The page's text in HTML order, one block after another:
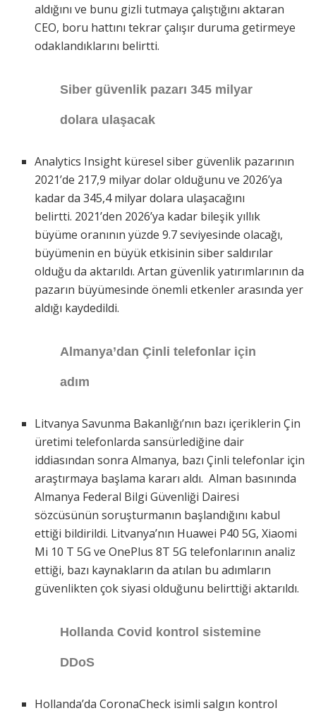
aldığını ve bunu gizli tutmaya çalıştığını aktaran
CEO, boru hattını tekrar çalışır duruma getirmeye
odaklandıklarını belirtti.
Siber güvenlik pazarı 345 milyar
dolara ulaşacak
Analytics Insight küresel siber güvenlik pazarının
2021’de 217,9 milyar dolar olduğunu ve 2026’ya
kadar da 345,4 milyar dolara ulaşacağını
belirtti. 2021’den 2026’ya kadar bileşik yıllık
büyüme oranının yüzde 9.7 seviyesinde olacağı,
büyümenin en büyük etkisinin siber saldırılar
olduğu da aktarıldı. Artan güvenlik yatırımlarının da
pazarın büyümesinde önemli etkenler arasında yer
aldığı kaydedildi.
Almanya’dan Çinli telefonlar için
adım
Litvanya Savunma Bakanlığı’nın bazı içeriklerin Çin
üretimi telefonlarda sansürlediğine dair
iddiasından sonra Almanya, bazı Çinli telefonlar için
araştırmaya başlama kararı aldı. Alman basınında
Almanya Federal Bilgi Güvenliği Dairesi
sözcüsünün soruşturmanın başlandığını kabul
ettiği bildirildi. Litvanya’nın Huawei P40 5G, Xiaomi
Mi 10 T 5G ve OnePlus 8T 5G telefonlarının analiz
ettiği, bazı kaynakların da atılan bu adımların
güvenlikten çok siyasi olduğunu belirttiği aktarıldı.
Hollanda Covid kontrol sistemine
DDoS
Hollanda’da CoronaCheck isimli salgın kontrol